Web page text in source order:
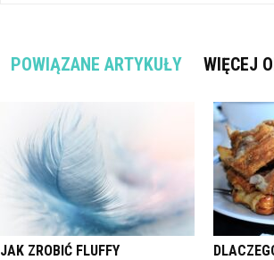
POWIĄZANE ARTYKUŁY WIĘCEJ
JAK ZROBIĆ FLUFFY